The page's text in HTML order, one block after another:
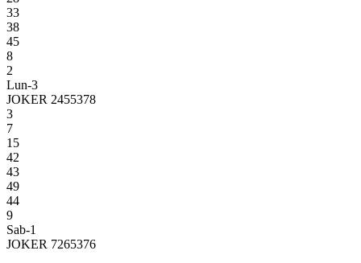
33
38
45
8
2
Lun-3
JOKER 2455378
3
7
15
42
43
49
44
9
Sab-1
JOKER 7265376